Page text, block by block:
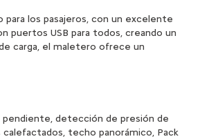
los pasajeros, con un excelente
puertos USB para todos, creando un
carga, el maletero ofrece un
pendiente, detección de presión de
techo panorámico, Pack